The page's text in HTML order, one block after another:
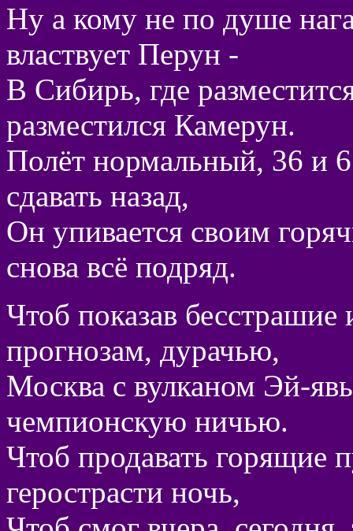
Ну а кому не по душе
властвует Перун -
В Сибирь, где
разместился Камерун.
Полёт нормальный, 36 и
сдавать назад,
Он упивается своим
снова всё подряд.
Чтоб показав бесстрашие
прогнозам, дурачью,
Москва с вулканом Эй-
чемпионскую ничью.
Чтоб продавать горящие
герострасти ночь,